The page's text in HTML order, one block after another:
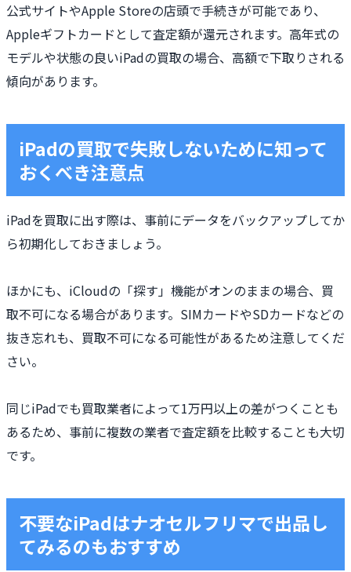
公式サイトやApple Storeの店頭で手続きが可能であり、
Appleギフトカードとして査定額が還元されます。高年式の
モデルや状態の良いiPadの買取の場合、高額で下取りされる
傾向があります。
iPadの買取で失敗しないために知って
おくべき注意点
iPadを買取に出す際は、事前にデータをバックアップしてか
ら初期化しておきましょう。
ほかにも、iCloudの「探す」機能がオンのままの場合、買
取不可になる場合があります。SIMカードやSDカードなどの
抜き忘れも、買取不可になる可能性があるため注意してくだ
さい。
同じiPadでも買取業者によって1万円以上の差がつくことも
あるため、事前に複数の業者で査定額を比較することも大切
です。
不要なiPadはナオセルフリマで出品し
てみるのもおすすめ